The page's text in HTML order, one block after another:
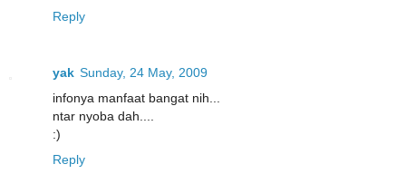
Reply
yak Sunday, 24 May, 2009
infonya manfaat bangat nih...
ntar nyoba dah....
:)
Reply